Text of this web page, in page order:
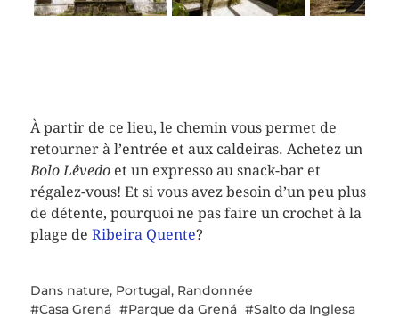
À partir de ce lieu, le chemin vous permet de
retourner à l’entrée et aux caldeiras. Achetez un
Bolo Lêvedoet un expresso au snack-bar et
régalez-vous! Et si vous avez besoin d’un peu plus
de détente, pourquoi ne pas faire un crochet à la
plage de Ribeira Quente?
Dans nature, Portugal, Randonnée
Casa Grená
Parque da Grená Salto da Inglesa